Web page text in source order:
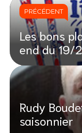
PRÉCÉDENT
Les bons
end du 19/
Rudy
saisonnier